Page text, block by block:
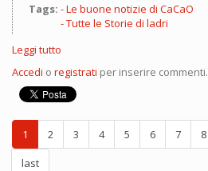
Tags:
Le buone notizie di CaCaO
Tutte le Storie di ladri
Leggi tutto
gatti
e
conigli
come
visitatori
in
Accedi o registrati per inserire commenti.
1 2 3 4 5 6 7 8
last